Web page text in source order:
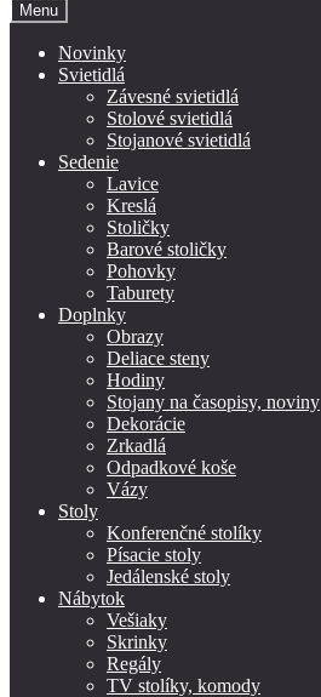
Menu
Novinky
Svietidlá
Závesné svietidlá
Stolové svietidlá
Stojanové svietidlá
Sedenie
Lavice
Kreslá
Stoličky
Barové stoličky
Pohovky
Taburety
Doplnky
Obrazy
Deliace steny
Hodiny
Stojany na časopisy, noviny
Dekorácie
Zrkadlá
Odpadkové koše
Vázy
Stoly
Konferenčné stolíky
Písacie stoly
Jedálenské stoly
Nábytok
Vešiaky
Skrinky
Regály
TV stolíky, komody